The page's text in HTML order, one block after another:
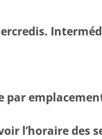
par
l’horaire des